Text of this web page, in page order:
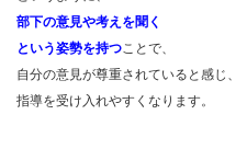
部下の意見や考えを聞く
という姿勢を持つ ことで、
自分の意見が尊重されていると感じ、
指導を受け入れやすくなります。